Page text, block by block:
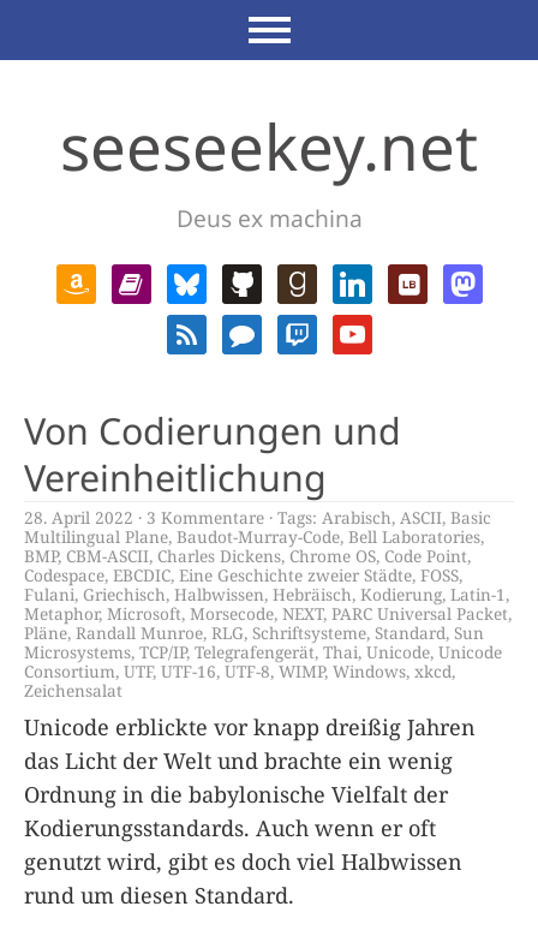
seeseekey.net
Deus ex machina
Von Codierungen und
Vereinheitlichung
28. April 2022 3 Kommentare Tags: Arabisch, ASCII, Basic
Multilingual Plane, Baudot-Murray-Code, Bell Laboratories,
BMP, CBM-ASCII, Charles Dickens, Chrome OS, Code Point,
Codespace, EBCDIC, Eine Geschichte zweier Städte, FOSS,
Fulani, Griechisch, Halbwissen, Hebräisch, Kodierung, Latin-1 ,
Metaphor, Microsoft, Morsecode, NEXT, PARC Universal Packet,
Pläne, Randall Munroe, RLG, Schriftsysteme, Standard, Sun
Microsystems, TCP/IP, Telegrafengerät, Thai, Unicode, Unicode
Consortium, UTF, UTF-16, UTF-8, WIMP, Windows, xkcd,
Zeichensalat
Unicode erblickte vor knapp dreißig Jahren
das Licht der Welt und brachte ein wenig
Ordnung in die babylonische Vielfalt der
Kodierungsstandards. Auch wenn er oft
genutzt wird, gibt es doch viel Halbwissen
rund um diesen Standard.